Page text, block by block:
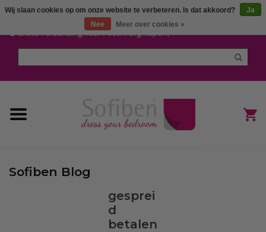
Gratis verzending naar Post.nl afgiftepunt
Mijn account / Registreren
Dekbedovertrekken
(Hoes) Laken en Lakensets
Sofiben Blog
gesprei
d
betalen
Wij slaan cookies op om onze website te verbeteren. Is dat akkoord?
Ja
Nee
Meer over cookies »